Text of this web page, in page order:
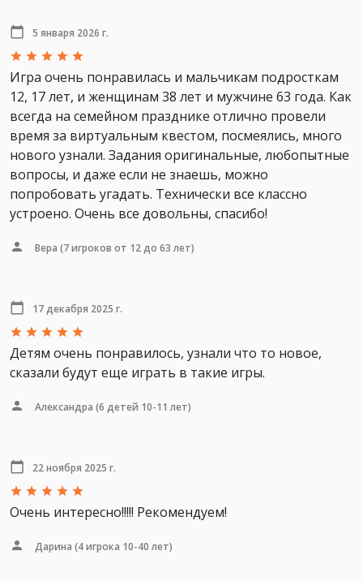
5 января 2026 г.
Игра очень понравилась и мальчикам подросткам
12, 17 лет, и женщинам 38 лет и мужчине 63 года. Как
всегда на семейном празднике отлично провели
время за виртуальным квестом, посмеялись, много
нового узнали. Задания оригинальные, любопытные
вопросы, и даже если не знаешь, можно
попробовать угадать. Технически все классно
устроено. Очень все довольны, спасибо!
Вера (7 игроков от 12 до 63 лет)
17 декабря 2025 г.
Детям очень понравилось, узнали что то новое,
сказали будут еще играть в такие игры.
Александра (6 детей 10-11 лет)
22 ноября 2025 г.
Очень интересно!!!!! Рекомендуем!
Дарина (4 игрока 10-40 лет)